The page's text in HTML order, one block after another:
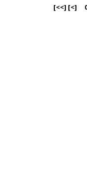
[<<] [<]